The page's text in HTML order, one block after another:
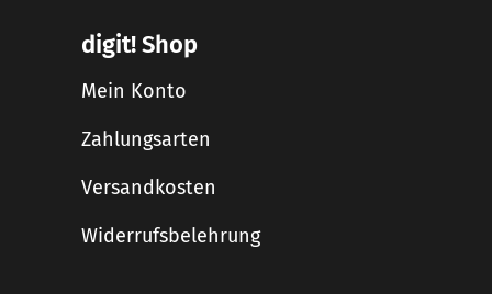
digit! Shop
Mein Konto
Zahlungsarten
Versandkosten
Widerrufsbelehrung